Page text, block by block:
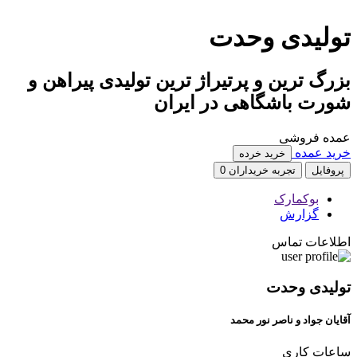
تولیدی وحدت
بزرگ ترین و پرتیراژ ترین تولیدی پیراهن و
شورت باشگاهی در ایران
عمده فروشی
خرید عمده
خرید خرده
پروفایل
تجربه خریداران 0
بوکمارک
گزارش
اطلاعات تماس
تولیدی وحدت
آقایان جواد و ناصر نور محمد
ساعات کاری